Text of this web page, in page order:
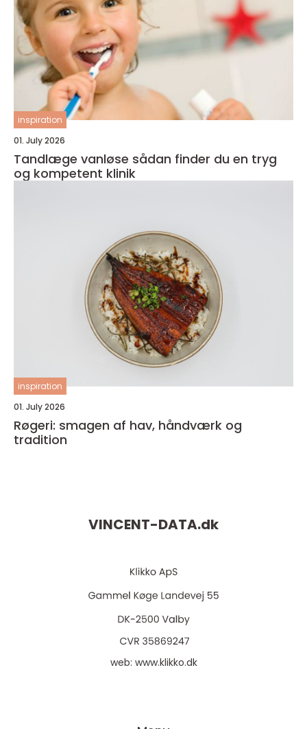
inspiration
01. July 2026
Tandlæge vanløse sådan finder du en tryg
og kompetent klinik
inspiration
01. July 2026
Røgeri: smagen af hav, håndværk og
tradition
VINCENT-DATA.dk
web: www.klikko.dk